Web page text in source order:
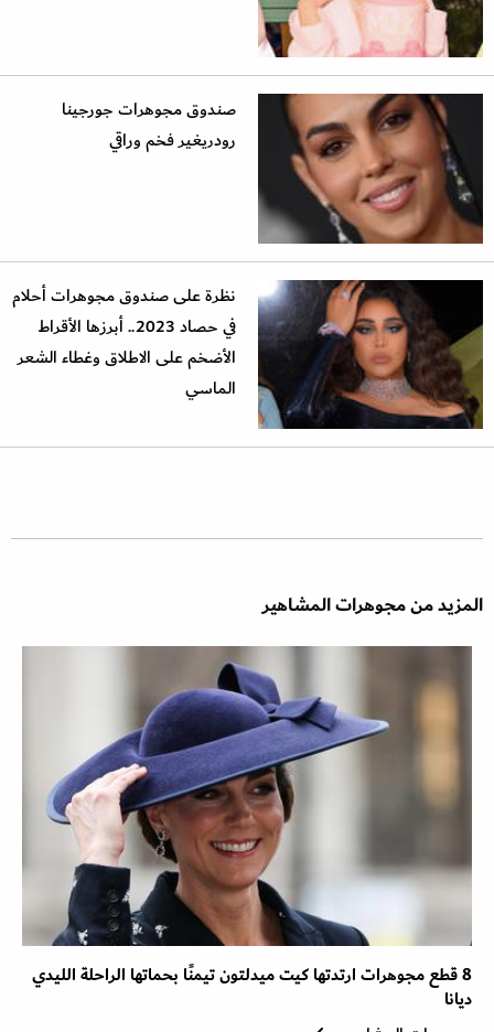
صندوق مجوهرات جورجينا
رودريغير فخم وراقي
نظرة على صندوق مجوهرات أحلام
في حصاد 2023.. أبرزها الأقراط
الأضخم على الاطلاق وغطاء الشعر
الماسي
المزيد من مجوهرات المشاهير
8 قطع مجوهرات ارتدتها كيت ميدلتون تيمنًا بحماتها الراحلة الليدي
ديانا